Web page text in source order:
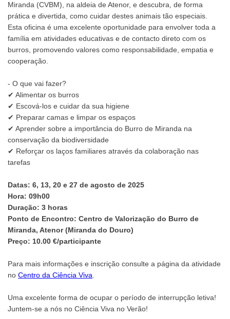
Miranda (CVBM), na aldeia de Atenor, e descubra, de forma
prática e divertida, como cuidar destes animais tão especiais.
Esta oficina é uma excelente oportunidade para envolver toda a
família em atividades educativas e de contacto direto com os
burros, promovendo valores como responsabilidade, empatia e
cooperação.
- O que vai fazer?
✔ Alimentar os burros
✔ Escová-los e cuidar da sua higiene
✔ Preparar camas e limpar os espaços
✔ Aprender sobre a importância do Burro de Miranda na
conservação da biodiversidade
✔ Reforçar os laços familiares através da colaboração nas
tarefas
Datas: 6, 13, 20 e 27 de agosto de 2025
Hora: 09h00
Duração: 3 horas
Ponto de Encontro: Centro de Valorização do Burro de
Miranda, Atenor (Miranda do Douro)
Preço: 10.00 €/participante
Para mais informações e inscrição consulte a página da atividade
no Centro da Ciência Viva
Uma excelente forma de ocupar o período de interrupção letiva!
Juntem-se a nós no Ciência Viva no Verão!